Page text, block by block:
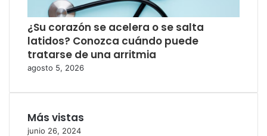
¿Su corazón se acelera o se salta
latidos? Conozca cuándo puede
tratarse de una arritmia
agosto 5, 2026
Más vistas
junio 26, 2024